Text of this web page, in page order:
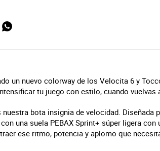
un nuevo colorway de los Velocita 6 y
tu juego con estilo, cuando vuelvas
bota insignia de velocidad. Diseñada
una suela PEBAX Sprint+ súper ligera
ese ritmo, potencia y aplomo que